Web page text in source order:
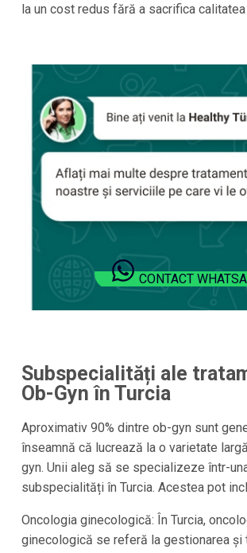
la un cost redus fără a sacrifica
CONTACT
Subspecialități ale
Ob-Gyn în Turcia
Aproximativ 90% dintre ob-gyn sunt
înseamnă că lucrează la o varietate
gyn. Unii aleg să se specializeze într-
subspecialități în Turcia. Acestea pot
Oncologia ginecologică: În Turcia,
ginecologică se referă la gestionarea și